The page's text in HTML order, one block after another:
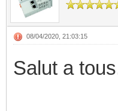
08/04/2020, 21:03:15
Salut a